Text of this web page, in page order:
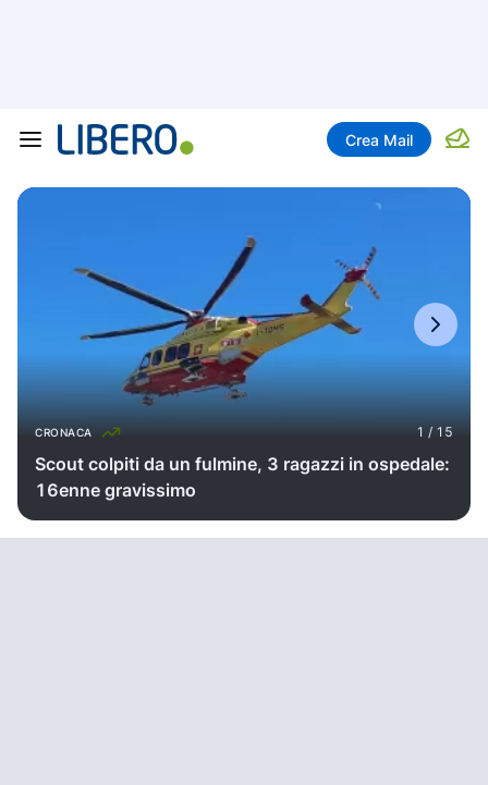
Crea Mail
Scout colpiti da un fulmine, 3 ragazzi in ospedale:
16enne gravissimo
CRONACA